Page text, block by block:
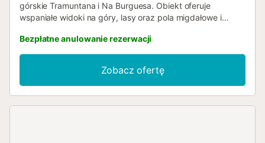
górskie Tramuntana i Na Burguesa. Obiekt oferuje
wspaniałe widoki na góry, lasy oraz pola migdałowe i
sypialni z podwójnym łóżkiem (150x200 cm) i łazienki,
przeznaczony dla 2 osób. Dodatkowe udogodnienia
obejmują Wi-Fi, klimatyzację, ekspres do kawy i minibar.
Dostępna jest również wspólna część zewnętrzna z innymi
mieszkańcami posiadłości, w tym basen, otwarta terasa,
Bezpłatne anulowanie rezerwacji
Zobacz ofertę